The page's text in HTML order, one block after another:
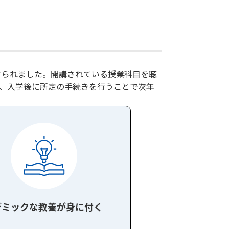
れました。開講されている授業科目を聴
入学後に所定の手続きを行うことで次年
ックな教養が身に付く